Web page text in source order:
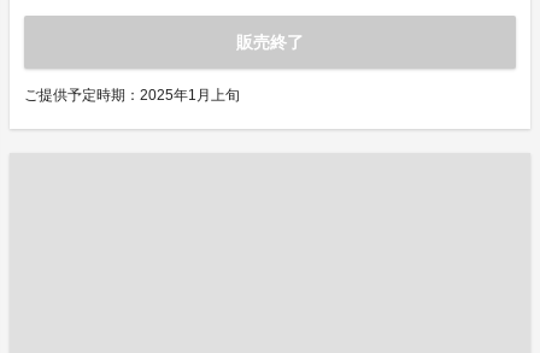
販売終了
ご提供予定時期：2025年1月上旬